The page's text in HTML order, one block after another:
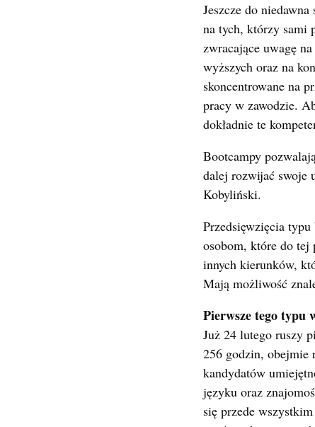
Jeszcze do
na tych, którzy sami
zwracające uwagę
wyższych oraz na
skoncentrowane na
pracy w zawodzie.
dokładnie te
Bootcampy
dalej rozwijać swoje
Kobyliński.
Przedsięwzięcia
osobom, które do tej
innych kierunków,
Mają możliwość
Pierwsze tego typu
Już 24 lutego ruszy
256 godzin, obejmie
kandydatów
języku oraz
się przede